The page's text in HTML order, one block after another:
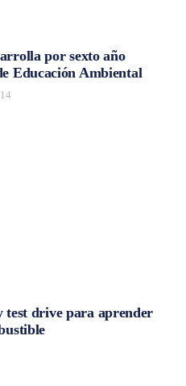
por sexto año
Educación Ambiental
test drive para aprender